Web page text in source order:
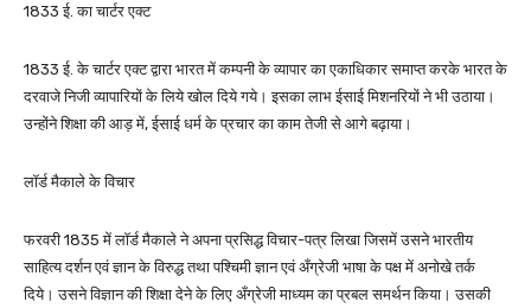
1833 ई. का चार्टर एक्ट
1833 ई. के चार्टर एक्ट द्वारा भारत में कम्पनी के व्यापार का एकाधिकार समाप्त करके भारत के
दरवाजे निजी व्यापारियों के लिये खोल दिये गये। इसका लाभ ईसाई मिशनरियों ने भी उठाया।
उन्होंने शिक्षा की आड़ में, ईसाई धर्म के प्रचार का काम तेजी से आगे बढ़ाया।
लॉर्ड मैकाले के विचार
फरवरी 1835 में लॉर्ड मैकाले ने अपना प्रसिद्ध विचार-पत्र लिखा जिसमें उसने भारतीय
साहित्य दर्शन एवं ज्ञान के विरुद्ध तथा पश्चिमी ज्ञान एवं अँग्रेजी भाषा के पक्ष में अनोखे तर्क
दिये। उसने विज्ञान की शिक्षा देने के लिए अँग्रेजी माध्यम का प्रबल समर्थन किया। उसकी